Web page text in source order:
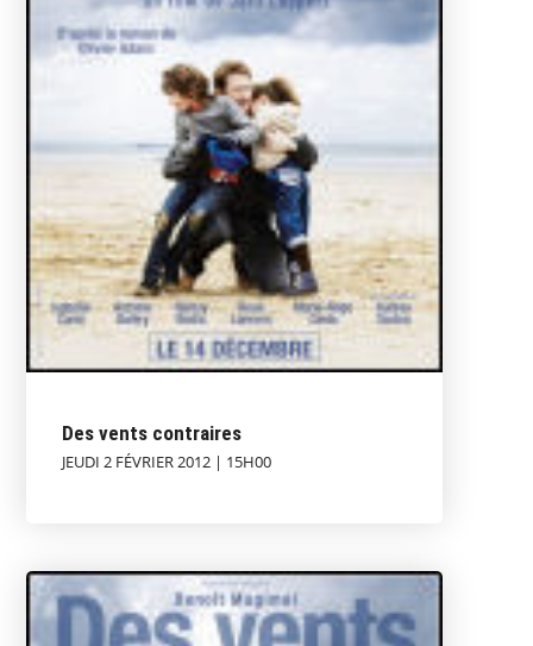
Des vents contraires
JEUDI 2 FÉVRIER 2012 | 15H00